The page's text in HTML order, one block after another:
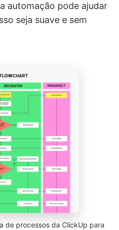
automação pode ajudar
seja suave e sem
de processos da ClickUp para